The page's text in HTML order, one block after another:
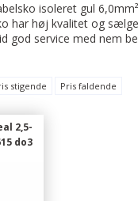
isoleret gul
har høj kvalitet og
god service med nem
stigende Pris faldende
2,5-
do3